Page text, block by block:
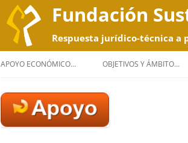
Fundación
Respuesta jurídico-técnica a
APOYO ECONÓMICO… OBJETIVOS Y ÁMBITO…